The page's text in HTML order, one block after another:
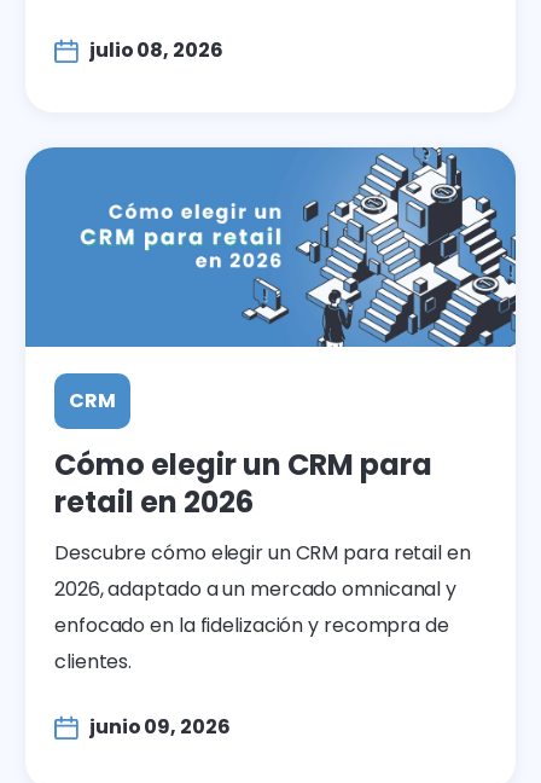
julio 08, 2026
CRM
Cómo elegir un CRM para
retail en 2026
Descubre cómo elegir un CRM para retail en
2026, adaptado a un mercado omnicanal y
enfocado en la fidelización y recompra de
clientes.
junio 09, 2026